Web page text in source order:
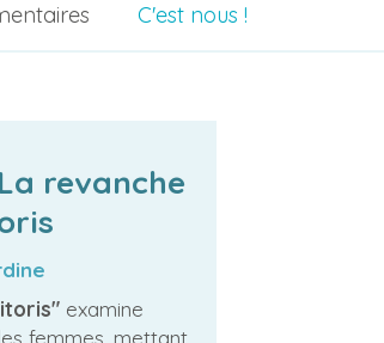
C'est nous !
revanche
examine
femmes, mettant